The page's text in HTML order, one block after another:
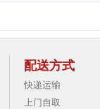
配送方式
快递运输
上门自取